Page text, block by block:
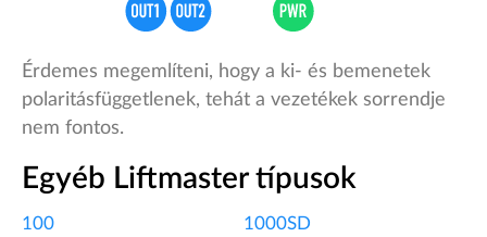
Érdemes megemlíteni, hogy a ki- és bemenetek
polaritásfüggetlenek, tehát a vezetékek sorrendje
nem fontos.
Egyéb Liftmaster típusok
100 1000SD